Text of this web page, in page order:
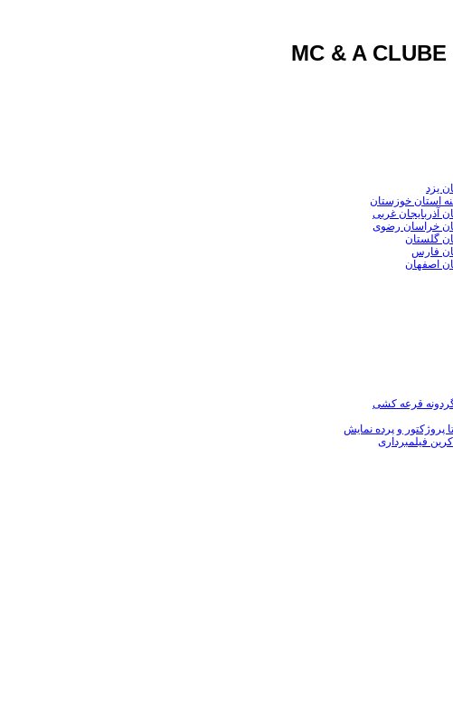
یزد
استان خوزستان
آذربایجان غربی
خراسان رضوی
گلستان
فارس
اصفهان
گردونه قرعه کشی
پروژکتور و پرده نمایش
فیلمبرداری